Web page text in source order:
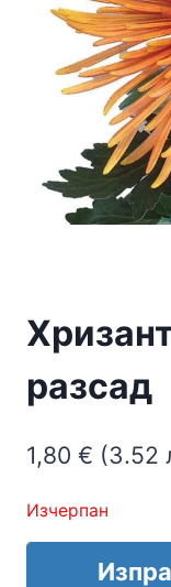
разсад
1,80 € (3.52
Изчерпан